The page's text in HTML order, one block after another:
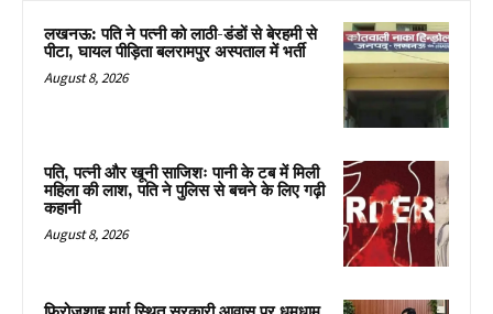
लखनऊ: पति ने पत्नी को लाठी-डंडों से बेरहमी से
पीटा, घायल पीड़िता बलरामपुर अस्पताल में भर्ती
August 8, 2026
पति, पत्नी और खूनी साजिशः पानी के टब में मिली
महिला की लाश, पति ने पुलिस से बचने के लिए गढ़ी
कहानी
August 8, 2026